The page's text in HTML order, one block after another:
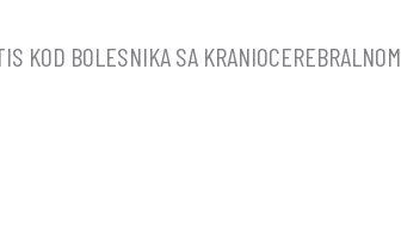
KOD BOLESNIKA SA KRANIOCEREBRALNOM